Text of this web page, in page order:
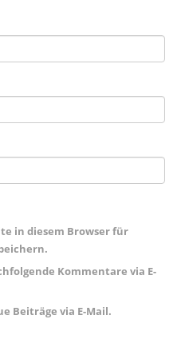
in diesem Browser für
Kommentare via E-
Beiträge via E-Mail.